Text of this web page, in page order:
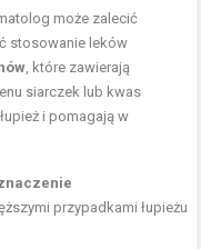
może zalecić
stosowanie leków
, które zawierają
siarczek lub kwas
i pomagają w
przypadkami łupieżu